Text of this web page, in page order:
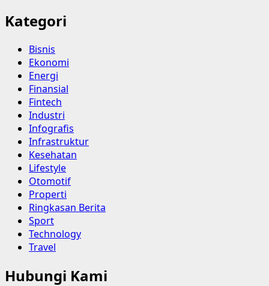
Kategori
Bisnis
Ekonomi
Energi
Finansial
Fintech
Industri
Infografis
Infrastruktur
Kesehatan
Lifestyle
Otomotif
Properti
Ringkasan Berita
Sport
Technology
Travel
Hubungi Kami